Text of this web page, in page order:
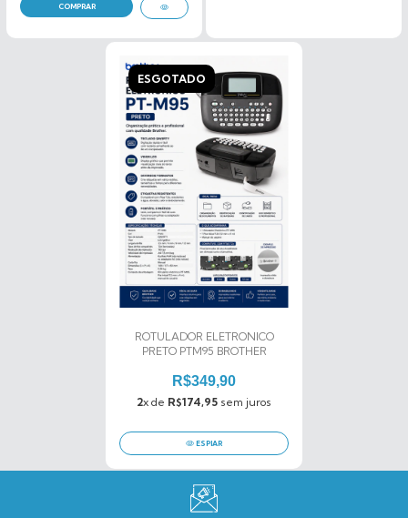
ESGOTADO
ROTULADOR ELETRONICO
PRETO PTM95 BROTHER
R$349,90
2x de R$174,95 sem juros
ESPIAR